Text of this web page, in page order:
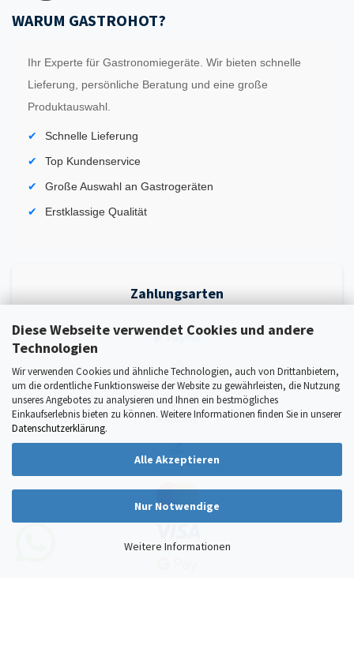
Diese Webseite verwendet Cookies und andere
Technologien
Wir verwenden Cookies und ähnliche Technologien, auch von Drittanbietern,
um die ordentliche Funktionsweise der Website zu gewährleisten, die Nutzung
unseres Angebotes zu analysieren und Ihnen ein bestmögliches
Einkaufserlebnis bieten zu können. Weitere Informationen finden Sie in unserer
Datenschutzerklärung.
Alle Akzeptieren
Nur Notwendige
Weitere Informationen
WARUM GASTROHOT?
Ihr Experte für Gastronomiegeräte. Wir bieten schnelle
Lieferung, persönliche Beratung und eine große
Produktauswahl.
Schnelle Lieferung
Top Kundenservice
Große Auswahl an Gastrogeräten
Erstklassige Qualität
Zahlungsarten